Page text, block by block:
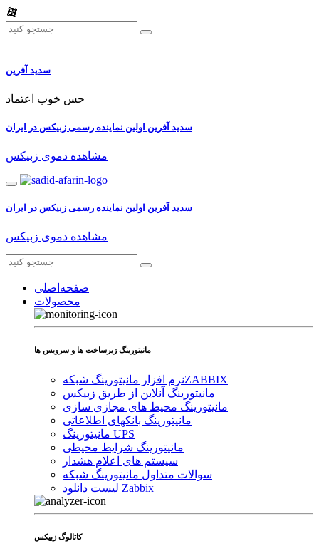
سدید آفرین
حس خوب اعتماد
سدید آفرین اولین نماینده رسمی زبیکس در ایران
مشاهده دموی زبیکس
سدید آفرین اولین نماینده رسمی زبیکس در ایران
مشاهده دموی زبیکس
صفحه‌اصلی
محصولات
مانیتورینگ زیرساخت ها و سرویس ها
نرم افزار مانیتورینگ شبکهZABBIX
مانیتورینگ آنلاین از طریق زبیکس
مانیتورینگ محیط های مجازی سازی
مانیتورینگ بانکهای اطلاعاتی
مانیتورینگ UPS
مانیتورینگ شرایط محیطی
سیستم های اعلام هشدار
سوالات متداول مانیتورینگ شبکه
لیست دانلود Zabbix
کاتالوگ زبیکس